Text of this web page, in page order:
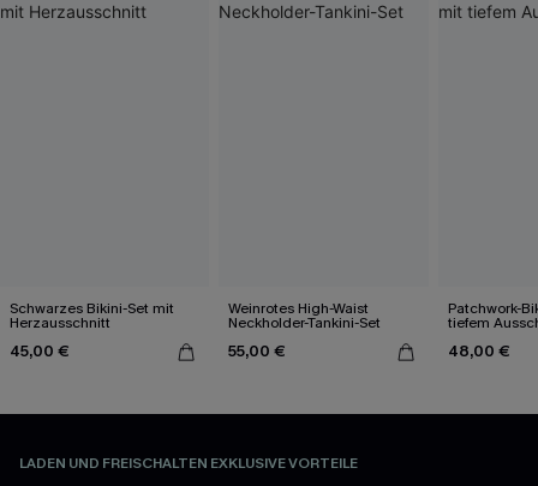
Schwarzes Bikini-Set mit
Herzausschnitt
45,00 €
Weinrotes High-Waist
Neckholder-Tankini-Set
55,00 €
Patchwork-
tiefem
48,00 €
LADEN UND FREISCHALTEN EXKLUSIVE VORTEILE